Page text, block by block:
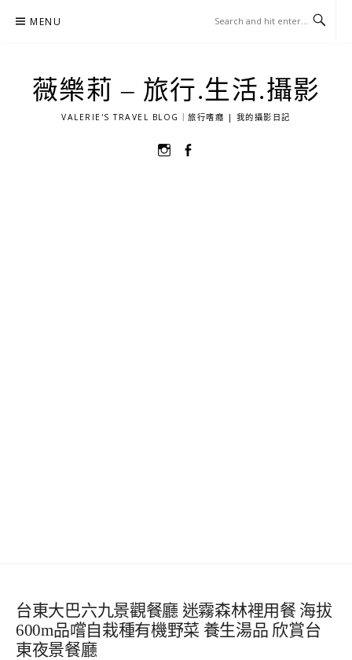
MENU
薇樂莉 – 旅行.生活.攝影
VALERIE'S TRAVEL BLOG｜旅行嗜癮 | 我的攝影日記
選
台東大巴六九景觀餐廳 迷霧森林裡用餐 海拔
600m品嚐自栽種有機野菜 養生湯品 欣賞台
東夜景餐廳